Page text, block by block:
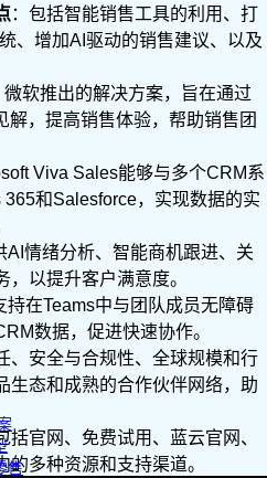
售
：包括智能销售工具的利用、打
、增加AI驱动的销售建议、以及
微软推出的解决方案，旨在通过
解，提高销售体验，帮助销售团
Viva Sales能够与多个CRM系
和Salesforce，实现数据的实
AI情绪分析、智能商机跟进、关
以提升客户满意度。
持在Teams中与团队成员无障碍
数据，促进快速协作。
、安全与合规性、全球规模和行
生态和成熟的合作伙伴网络，助
括官网、免费试用、蓝云官网、
多种资源和支持渠道。